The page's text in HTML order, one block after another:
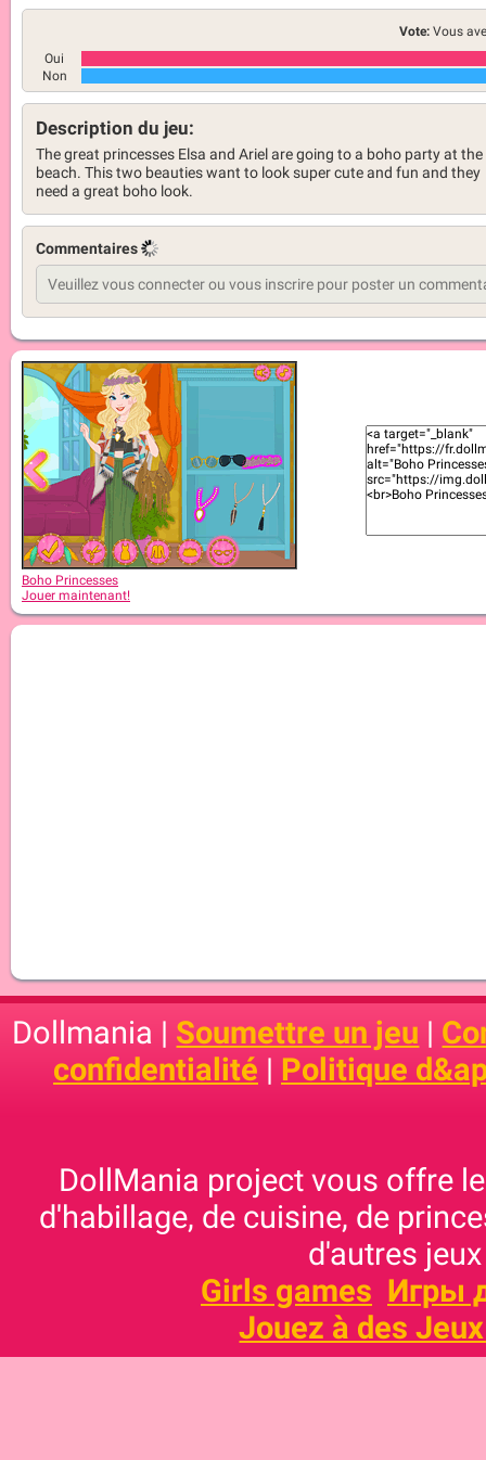
Vote: Vous
Oui
Non
Description du jeu:
The great princesses Elsa and Ariel are going to a boho party at the
beach. This two beauties want to look super cute and fun and they
need a great boho look.
Commentaires
Boho Princesses
Jouer maintenant!
Dollmania | Soumettre un jeu |
confidentialité | Politique
DollMania project vous offre
d'habillage, de cuisine, de
d'autres
Girls games Игры
Jouez à des